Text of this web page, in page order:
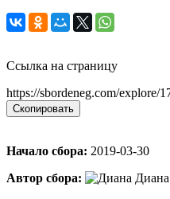
Ссылка на страницу
https://sbordeneg.com/explore/
Скопировать
Начало сбора: 2019-03-30
Автор сбора: